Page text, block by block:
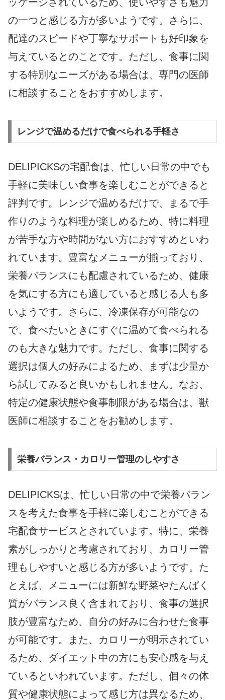
ッケージされているため、使いやすさも魅力
の一つと感じる方が多いようです。さらに、
配達のスピードや丁寧なサポートも好印象を
与えているとのことです。ただし、食事に関
する特別なニーズがある場合は、専門の医師
に相談することをおすすめします。
レンジで温めるだけで食べられる手軽さ
DELIPICKSの宅配食は、忙しい日常の中でも
手軽に美味しい食事を楽しむことができると
評判です。レンジで温めるだけで、まるで手
作りのような料理が楽しめるため、特に料理
が苦手な方や時間がない方におすすめといわ
れています。豊富なメニューが揃っており、
栄養バランスにも配慮されているため、健康
を気にする方にも適していると感じる人も多
いようです。さらに、冷凍保存が可能なの
で、食べたいときにすぐに温めて食べられる
のも大きな魅力です。ただし、食事に関する
選択は個人の好みによるため、まずは少量か
ら試してみると良いかもしれません。なお、
特定の健康状態や食事制限がある場合は、獣
医師に相談することをお勧めします。
栄養バランス・カロリー管理のしやすさ
DELIPICKSは、忙しい日常の中で栄養バラン
スを考えた食事を手軽に楽しむことができる
宅配食サービスとされています。特に、栄養
素がしっかりと考慮されており、カロリー管
理もしやすいと感じる方が多いようです。た
とえば、メニューには新鮮な野菜やたんぱく
質がバランス良く含まれており、食事の選択
肢が豊富なため、自分の好みに合わせた食事
が可能です。また、カロリーが明示されてい
るため、ダイエット中の方にも安心感を与え
ているといわれています。ただし、個々の体
質や健康状態によって感じ方は異なるため、